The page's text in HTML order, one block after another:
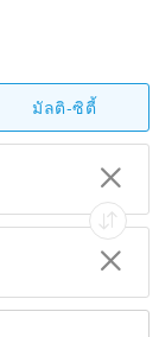
มัลติ-ซิตี้